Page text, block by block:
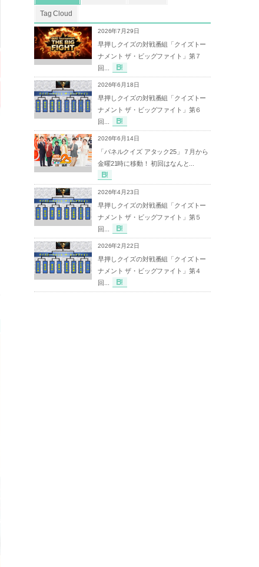
Tag Cloud
2026年7月29日
早押しクイズの対戦番組「クイズトー
ナメント ザ・ビッグファイト」第７
回...
2026年6月18日
早押しクイズの対戦番組「クイズトー
ナメント ザ・ビッグファイト」第６
回...
2026年6月14日
「パネルクイズ アタック25」７月から
金曜21時に移動！ 初回はなんと...
2026年4月23日
早押しクイズの対戦番組「クイズトー
ナメント ザ・ビッグファイト」第５
回...
2026年2月22日
早押しクイズの対戦番組「クイズトー
ナメント ザ・ビッグファイト」第４
回...